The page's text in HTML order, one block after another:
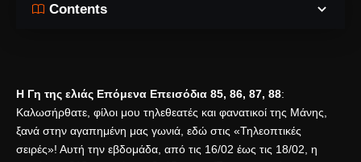
Contents
Η Γη της ελιάς Επόμενα Επεισόδια 85, 86, 87, 88:
Καλωσήρθατε, φίλοι μου τηλεθεατές και φανατικοί της Μάνης,
ξανά στην αγαπημένη μας γωνιά, εδώ στις «Τηλεοπτικές
σειρές»! Αυτή την εβδομάδα, από τις 16/02 έως τις 18/02, η